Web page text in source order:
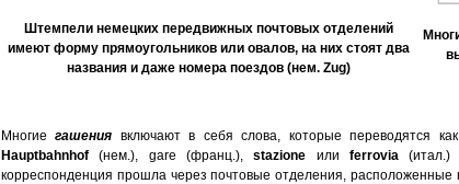
Штемпели немецких передвижных почтовых отделений
имеют форму прямоугольников или овалов, на них стоят два
названия и даже номера поездов (нем. Zug)
Многиегашения включают в себя слова, которые переводятся
Hauptbahnhof (нем.), gare (франц.),stazione или ferrovia(итал.)
корреспонденция прошла через почтовые отделения,